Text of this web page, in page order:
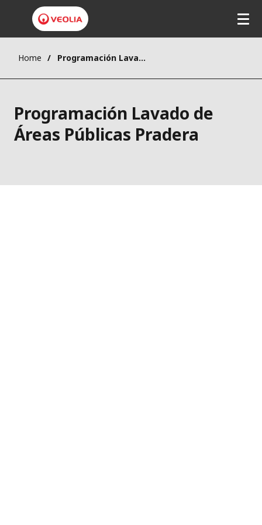
contenido
principal
Home Programación Lavado de Áreas Públicas Pradera
Programación Lavado de
Áreas Públicas Pradera